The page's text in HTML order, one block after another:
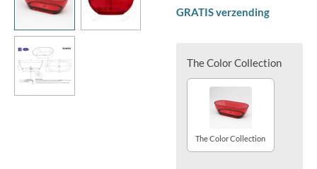
GRATIS verzending
The Color Collection
The Color Collection